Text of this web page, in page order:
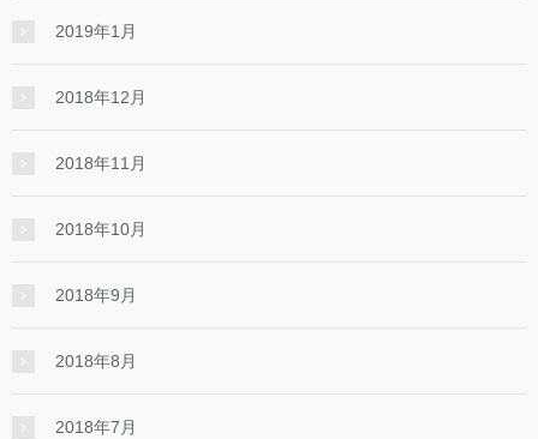
2019年1月
2018年12月
2018年11月
2018年10月
2018年9月
2018年8月
2018年7月